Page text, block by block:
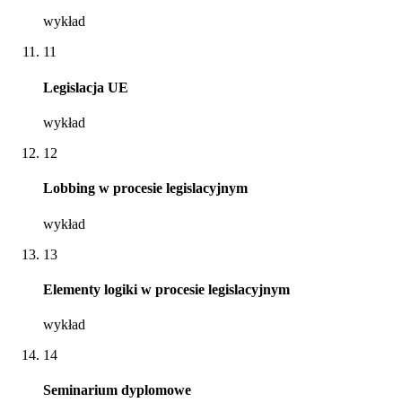
wykład
11
Legislacja UE
wykład
12
Lobbing w procesie legislacyjnym
wykład
13
Elementy logiki w procesie legislacyjnym
wykład
14
Seminarium dyplomowe